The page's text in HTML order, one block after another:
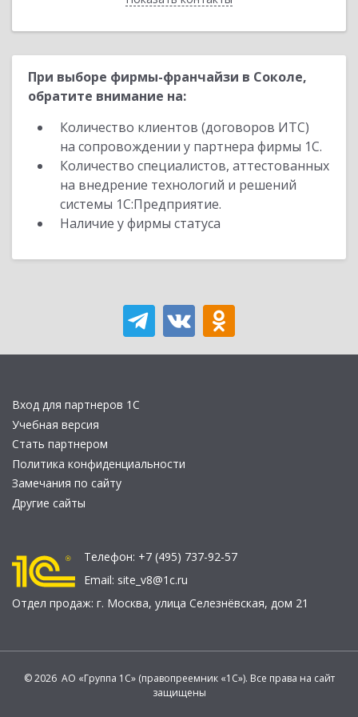
При выборе фирмы-франчайзи в Соколе,
обратите внимание на:
Количество клиентов (договоров ИТС)
на сопровождении у партнера фирмы 1С.
Количество специалистов, аттестованных
на внедрение технологий и решений
системы 1С:Предприятие.
Наличие у фирмы статуса
Вход для партнеров 1С
Учебная версия
Стать партнером
Политика конфиденциальности
Замечания по сайту
Другие сайты
Телефон: +7 (495) 737-92-57
Email: site_v8@1c.ru
Отдел продаж: г. Москва, улица Селезнёвская, дом 21
© 2026 АО «Группа 1С» (правопреемник «1С»). Все права на сайт
защищены